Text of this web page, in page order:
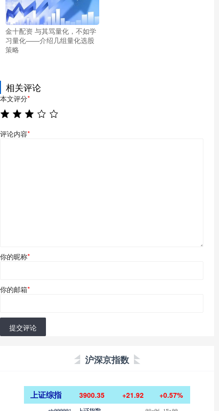
金十配资 与其骂量化，不如学
习量化——介绍几组量化选股
策略
相关评论
本文评分*
评论内容*
你的昵称*
你的邮箱*
提交评论
沪深京指数
上证综指 3900.35 +21.92 +0.57%